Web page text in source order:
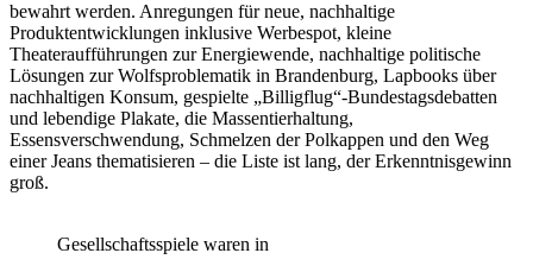
bewahrt werden. Anregungen für neue, nachhaltige
Produktentwicklungen inklusive Werbespot, kleine
Theateraufführungen zur Energiewende, nachhaltige politische
Lösungen zur Wolfsproblematik in Brandenburg, Lapbooks über
nachhaltigen Konsum, gespielte „Billigflug“-Bundestagsdebatten
und lebendige Plakate, die Massentierhaltung,
Essensverschwendung, Schmelzen der Polkappen und den Weg
einer Jeans thematisieren – die Liste ist lang, der Erkenntnisgewinn
groß.
Gesellschaftsspiele waren in